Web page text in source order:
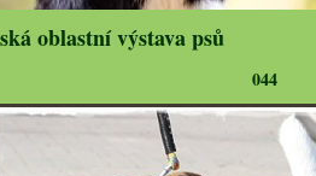
oblastní výstava psů
044